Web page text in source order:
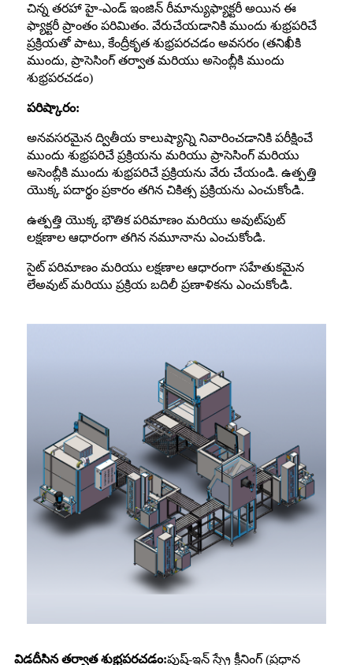
చిన్న తరహా హై-ఎండ్ ఇంజిన్ రీమాన్యుఫ్యాక్టరీ అయిన ఈ
ఫ్యాక్టరీ ప్రాంతం పరిమితం. వేరుచేయడానికి ముందు శుభ్రపరిచే
ప్రక్రియతో పాటు, కేంద్రీకృత శుభ్రపరచడం అవసరం (తనిఖీకి
ముందు, ప్రాసెసింగ్ తర్వాత మరియు అసెంబ్లీకి ముందు
శుభ్రపరచడం)
పరిష్కారం:
అనవసరమైన ద్వితీయ కాలుష్యాన్ని నివారించడానికి పరీక్షించే
ముందు శుభ్రపరిచే ప్రక్రియను మరియు ప్రాసెసింగ్ మరియు
అసెంబ్లీకి ముందు శుభ్రపరిచే ప్రక్రియను వేరు చేయండి. ఉత్పత్తి
యొక్క పదార్థం ప్రకారం తగిన చికిత్స ప్రక్రియను ఎంచుకోండి.
ఉత్పత్తి యొక్క భౌతిక పరిమాణం మరియు అవుట్‌పుట్
లక్షణాల ఆధారంగా తగిన నమూనాను ఎంచుకోండి.
సైట్ పరిమాణం మరియు లక్షణాల ఆధారంగా సహేతుకమైన
లేఅవుట్ మరియు ప్రక్రియ బదిలీ ప్రణాళికను ఎంచుకోండి.
విడదీసిన తర్వాత శుభ్రపరచడం:పుష్-ఇన్ స్ప్రే క్లీనింగ్ (ప్రధాన